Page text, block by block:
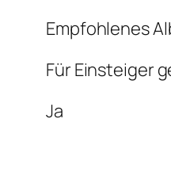
Empfohlenes
Für Einsteiger
Ja